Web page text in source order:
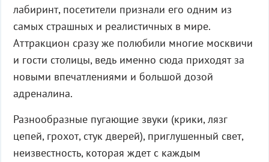
лабиринт, посетители признали его одним из
самых страшных и реалистичных в мире.
Аттракцион сразу же полюбили многие москвичи
и гости столицы, ведь именно сюда приходят за
новыми впечатлениями и большой дозой
адреналина.
Разнообразные пугающие звуки (крики, лязг
цепей, грохот, стук дверей), приглушенный свет,
неизвестность, которая ждет с каждым